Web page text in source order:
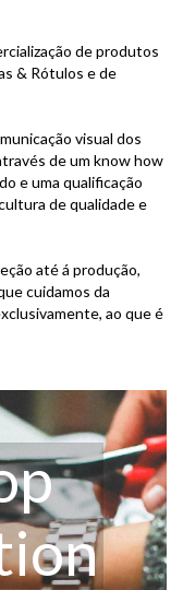
de produtos
& Rótulos e de
visual dos
de um know how
e uma qualificação
de qualidade e
até á produção,
cuidamos da
ao que é